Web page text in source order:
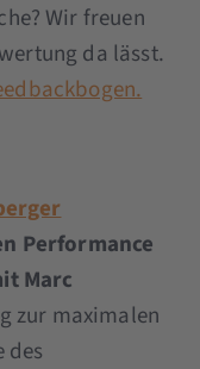
Wir freuen
da lässt.
Performance
Marc
zur maximalen
des